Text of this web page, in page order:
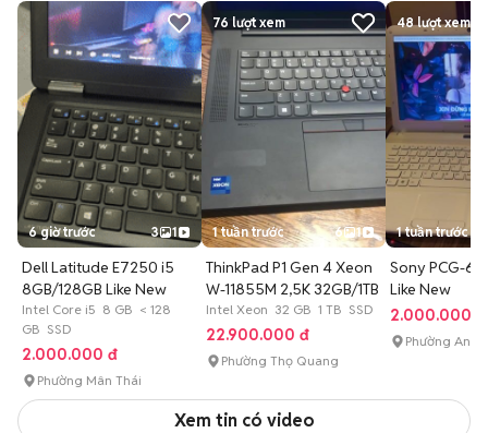
6 giờ trước 3 1
Dell Latitude E7250 i5
8GB/128GB Like New
Intel Core i5 8 GB < 128
GB SSD
2.000.000 đ
Phường Mân Thái
76 lượt xem
1 tuần trước 6 1
ThinkPad P1 Gen 4 Xeon
W-11855M 2,5K 32GB/1TB
Intel Xeon 32 GB 1 TB SSD
22.900.000 đ
Phường Thọ Quang
48lượt xem
1 tuần trước
Sony PCG-
Like New
2.000.000 đ
Phường An
Xem tin có video